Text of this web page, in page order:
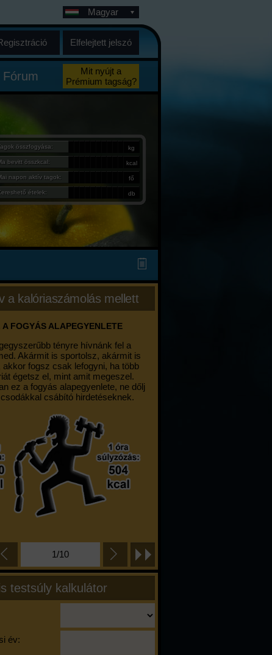
Magyar
Elfelejtett jelszó
Fórum
Mit nyújt a
Prémium tagság?
összfogyása: kg
bevitt összkcal: kcal
napon aktív tagok: fő
ételek: db
a kalóriaszámolás mellett
A FOGYÁS ALAPEGYENLETE
tényre hívnánk fel a
Akármit is sportolsz, akármit is
akkor fogsz csak lefogyni, ha több
égetsz el, mint amit megeszel.
ez a fogyás alapegyenlete, ne dőlj
csábító hirdetéseknek.
1/10
testsúly kalkulátor
év: